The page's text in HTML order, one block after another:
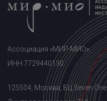
Ассоциация «МИР-МИО»
ИНН 7729440130
125504, Москва, БЦ Seven One,